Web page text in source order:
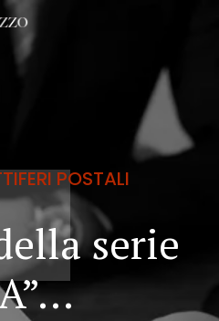
POSTALI
serie